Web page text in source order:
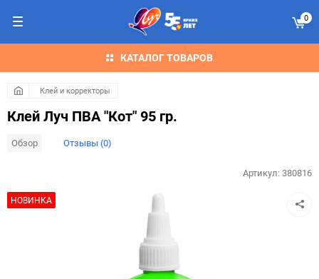
КАТАЛОГ ТОВАРОВ
0
Клей и корректоры
Клей Луч ПВА "Кот" 95 гр.
Обзор Отзывы (0)
НОВИНКА
Артикул:380816